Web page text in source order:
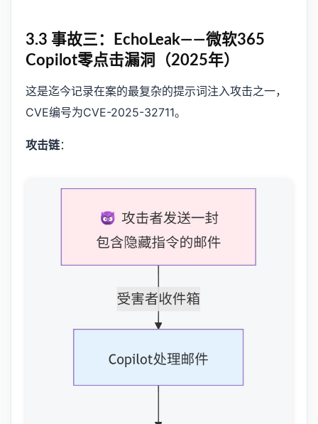
3.3 事故三：EchoLeak——微软365
Copilot零点击漏洞（2025年）
这是迄今记录在案的最复杂的提示词注入攻击之一，
CVE编号为CVE-2025-32711。
攻击链：